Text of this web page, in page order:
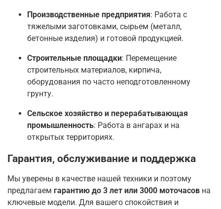
Производственные предприятия: Работа с
тяжелыми заготовками, сырьем (металл,
бетонные изделия) и готовой продукцией.
Строительные площадки: Перемещение
строительных материалов, кирпича,
оборудования по часто неподготовленному
грунту.
Сельское хозяйство и перерабатывающая
промышленность: Работа в ангарах и на
открытых территориях.
Гарантия, обслуживание и поддержка
Мы уверены в качестве нашей техники и поэтому
предлагаем гарантию до 3 лет или 3000 моточасов на
ключевые модели. Для вашего спокойствия и